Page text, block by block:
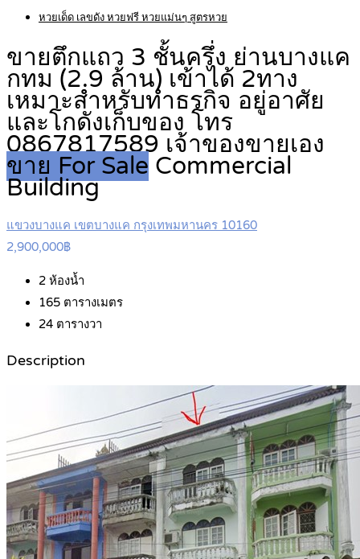
หวยเด็ด เลขดัง หวยฟรี หวยแม่นๆ สูตรหวย
ขายตึกแถว 3 ชั้นครึ่ง ย่านบางแค
กทม (2.9 ล้าน) เข้าได้ 2ทาง
เหมาะสำหรับทำธรกิจ อยู่อาศัย
และโกดังเก็บของ โทร
0867817589 เจ้าของขายเอง
ขาย For Sale Commercial
Building
แขวงบางแค เขตบางแค กรุงเทพมหานคร 10160
2,900,000฿
2 ห้องน้ำ
165 ตารางเมตร
24 ตารางวา
Description